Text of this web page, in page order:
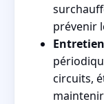
prévenir
Entretien
circuits,